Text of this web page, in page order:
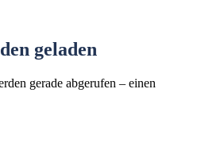
geladen
gerade abgerufen – einen